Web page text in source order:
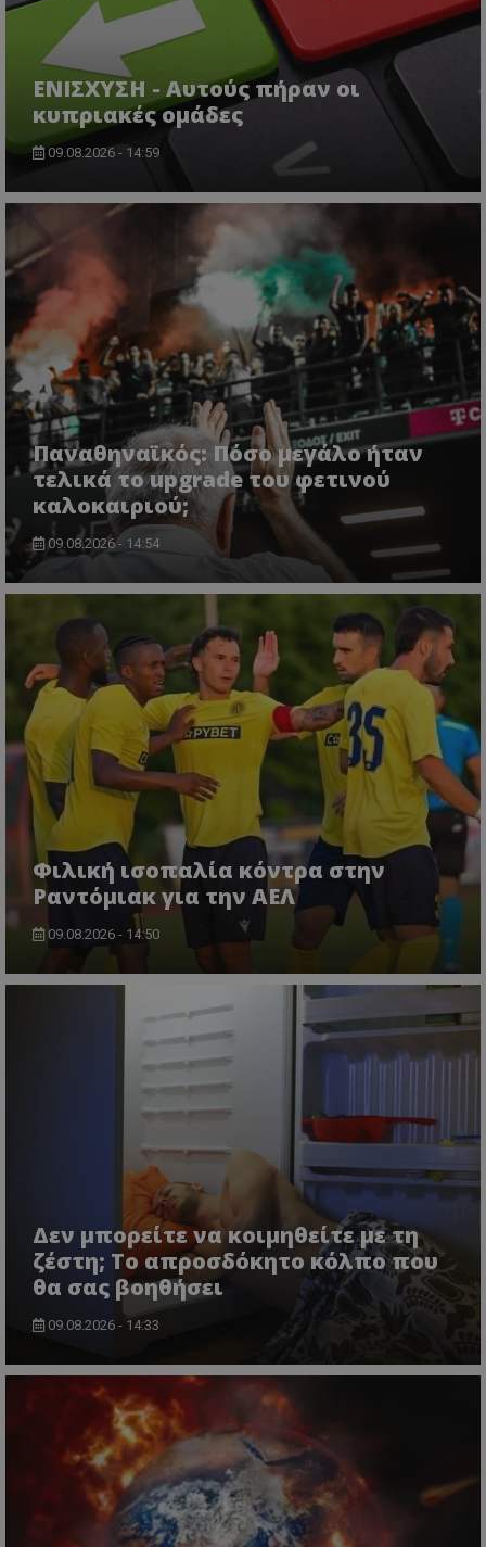
ΕΝΙΣΧΥΣΗ - Αυτούς πήραν οι
κυπριακές ομάδες
09.08.2026 - 14:59
Παναθηναϊκός: Πόσο μεγάλο ήταν
τελικά το upgrade του φετινού
καλοκαιριού;
09.08.2026 - 14:54
Φιλική ισοπαλία κόντρα στην
Ραντόμιακ για την ΑΕΛ
09.08.2026 - 14:50
Δεν μπορείτε να κοιμηθείτε με τη
ζέστη; Το απροσδόκητο κόλπο που
θα σας βοηθήσει
09.08.2026 - 14:33